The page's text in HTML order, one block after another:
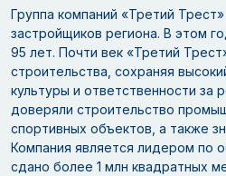
Группа компаний «Третий
застройщиков региона. В этом
95 лет. Почти век «Третий
строительства, сохраняя
культуры и ответственности за
доверяли строительство
спортивных объектов, а также
Компания является лидером по
сдано более 1 млн квадратных